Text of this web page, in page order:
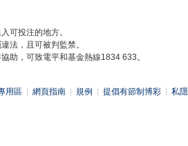
可投注的地方。
法，且可被判監禁。
助，可致電平和基金熱線1834 633。
用區 網頁指南 規例 提倡有節制博彩 私